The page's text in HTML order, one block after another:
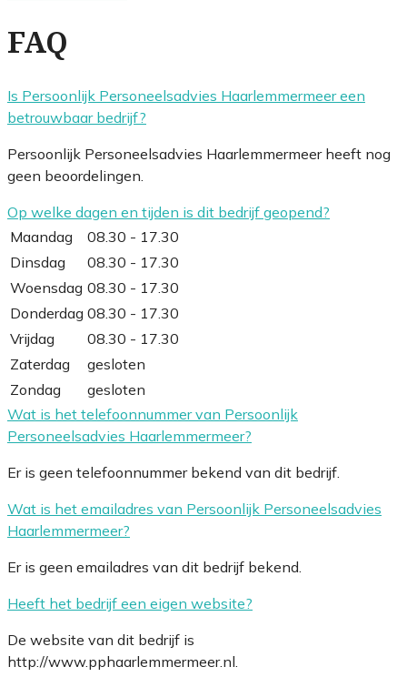
FAQ
Is Persoonlijk Personeelsadvies Haarlemmermeer een
betrouwbaar bedrijf?
Persoonlijk Personeelsadvies Haarlemmermeer heeft nog
geen beoordelingen.
Op welke dagen en tijden is dit bedrijf geopend?
Maandag
08.30 - 17.30
Dinsdag
08.30 - 17.30
Woensdag 08.30 - 17.30
Donderdag 08.30 - 17.30
Vrijdag
08.30 - 17.30
Zaterdag
gesloten
Zondag
gesloten
Wat is het telefoonnummer van Persoonlijk
Personeelsadvies Haarlemmermeer?
Er is geen telefoonnummer bekend van dit bedrijf.
Wat is het emailadres van Persoonlijk Personeelsadvies
Haarlemmermeer?
Er is geen emailadres van dit bedrijf bekend.
Heeft het bedrijf een eigen website?
De website van dit bedrijf is
http://www.pphaarlemmermeer.nl.